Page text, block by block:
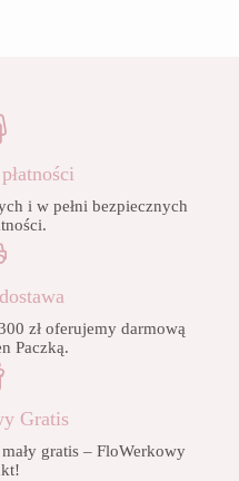
i w pełni bezpiecznych
zł oferujemy darmową
Paczką.
Gratis
gratis – FloWerkowy